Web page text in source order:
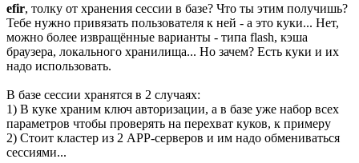
efir, толку от хранения сессии в базе? Что ты этим получишь?
Тебе нужно привязать пользователя к ней - а это куки... Нет,
можно более извращённые варианты - типа flash, кэша
браузера, локального хранилища... Но зачем? Есть куки и их
надо использовать.
В базе сессии хранятся в 2 случаях:
1) В куке храним ключ авторизации, а в базе уже набор всех
параметров чтобы проверять на перехват куков, к примеру
2) Стоит кластер из 2 APP-серверов и им надо обмениваться
сессиями...